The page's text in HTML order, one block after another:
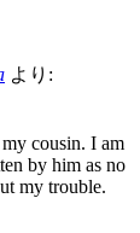
より:
cousin. I am
by him as no
my trouble.